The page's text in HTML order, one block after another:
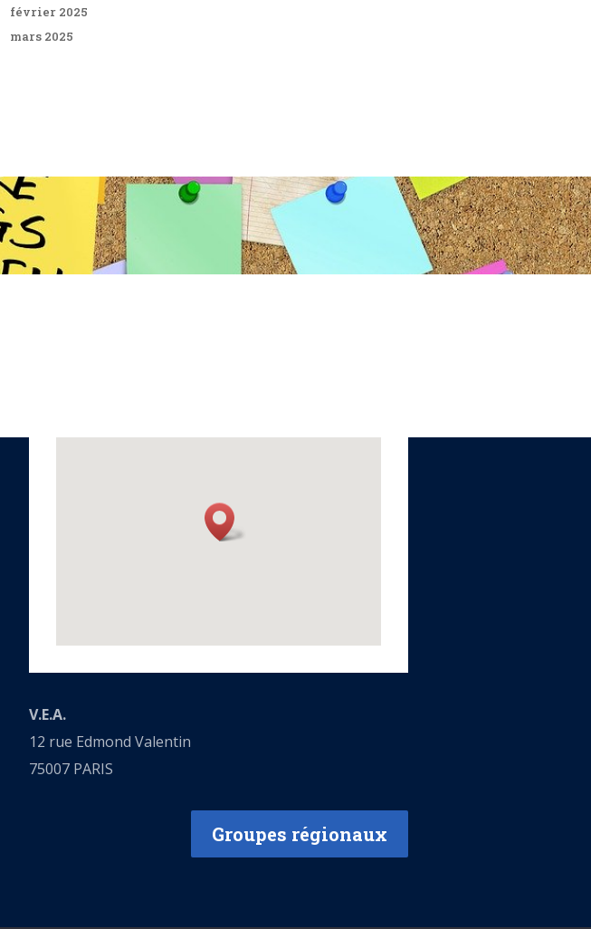
février 2025
mars 2025
V.E.A.
12 rue Edmond Valentin
75007 PARIS
Groupes régionaux